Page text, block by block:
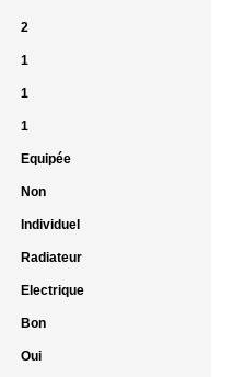
2
1
1
1
Equipée
Non
Individuel
Radiateur
Electrique
Bon
Oui